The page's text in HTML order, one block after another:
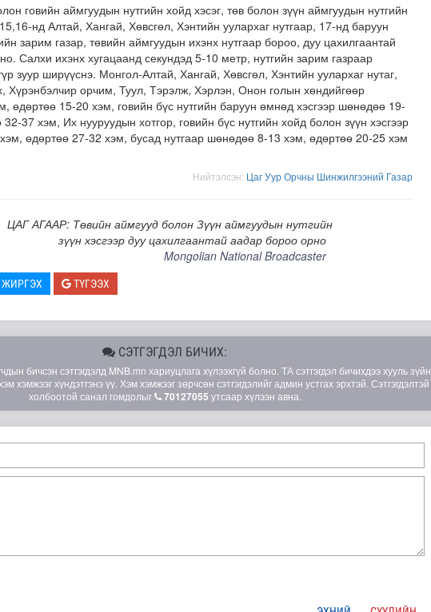
цаг агаар ямар байх вэ
говийн аймгуудын нутгийн хойд хэсэг, төв болон зүүн аймгуудын нутгийн
нд Алтай, Хангай, Хөвсгөл, Хэнтийн уулархаг нутгаар, 17-нд баруун
зарим газар, төвийн аймгуудын ихэнх нутгаар бороо, дуу цахилгаантай
Салхи ихэнх хугацаанд секундэд 5-10 метр, нутгийн зарим газраар
зуур ширүүснэ. Монгол-Алтай, Хангай, Хөвсгөл, Хэнтийн уулархаг нутаг,
Хүрэнбэлчир орчим, Туул, Тэрэлж, Хэрлэн, Онон голын хөндийгөөр
өдөртөө 15-20 хэм, говийн бүс нутгийн баруун өмнөд хэсгээр шөнөдөө 19-
37 хэм, Их нууруудын хотгор, говийн бүс нутгийн хойд болон зүүн хэсгээр
өдөртөө 27-32 хэм, бусад нутгаар шөнөдөө 8-13 хэм, өдөртөө 20-25 хэм
Нийтэлсэн: Цаг Уур Орчны Шинжилгээний Газар
ЦАГ АГААР: Төвийн аймгууд болон Зүүн аймгуудын нутгийн
зүүн хэсгээр дуу цахилгаантай аадар бороо орно
Mongolian National Broadcaster
ЖИРГЭХ ТҮГЭЭХ
СЭТГЭГДЭЛ БИЧИХ:
бичсэн сэтгэгдэлд MNB.mn хариуцлага хүлээхгүй болно. ТА сэтгэгдэл бичихдээ хууль зүйн
хэмжээг хүндэтгэнэ үү. Хэм хэмжээг зөрчсөн сэтгэгдэлийг админ устгах эрхтэй. Сэтгэгдэлтэй
холбоотой санал гомдолыг
70127055 утсаар хүлээн авна.